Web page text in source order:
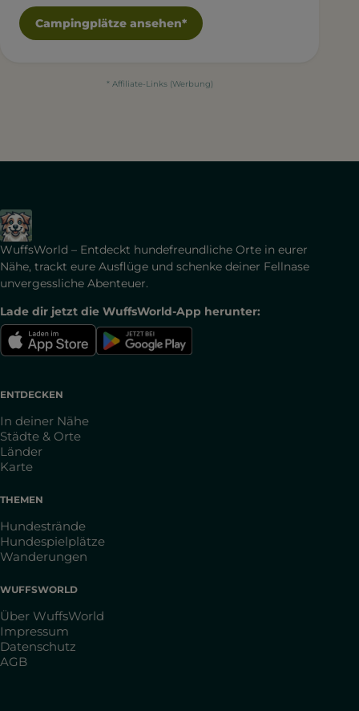
Campingplätze ansehen*
* Affiliate-Links (Werbung)
WuffsWorld – Entdeckt hundefreundliche Orte in eurer
Nähe, trackt eure Ausflüge und schenke deiner Fellnase
unvergessliche Abenteuer.
Lade dir jetzt die WuffsWorld-App herunter:
ENTDECKEN
In deiner Nähe
Städte & Orte
Länder
Karte
THEMEN
Hundestrände
Hundespielplätze
Wanderungen
WUFFSWORLD
Über WuffsWorld
Impressum
Datenschutz
AGB